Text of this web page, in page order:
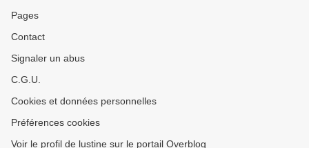
Pages
Contact
Signaler un abus
C.G.U.
Cookies et données personnelles
Préférences cookies
Voir le profil de lustine sur le portail Overblog